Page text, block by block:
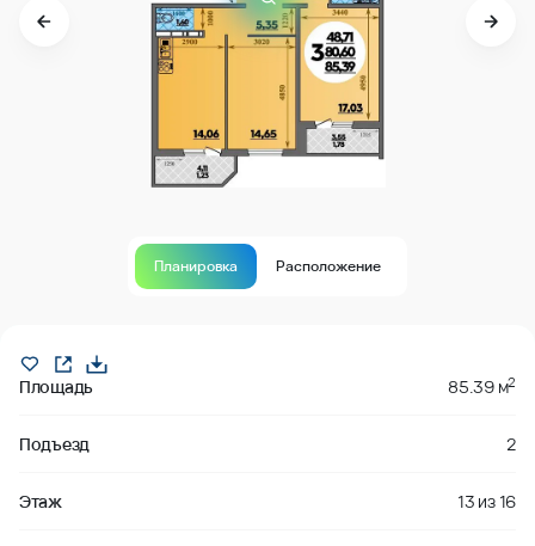
Планировка Расположение
Площадь 85.39 м2
Подъезд 2
Этаж 13 из16